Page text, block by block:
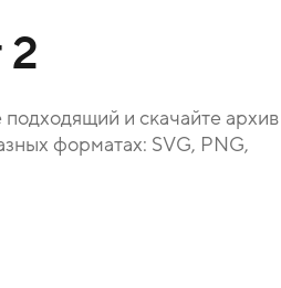
и скачайте архив
форматах: SVG, PNG,